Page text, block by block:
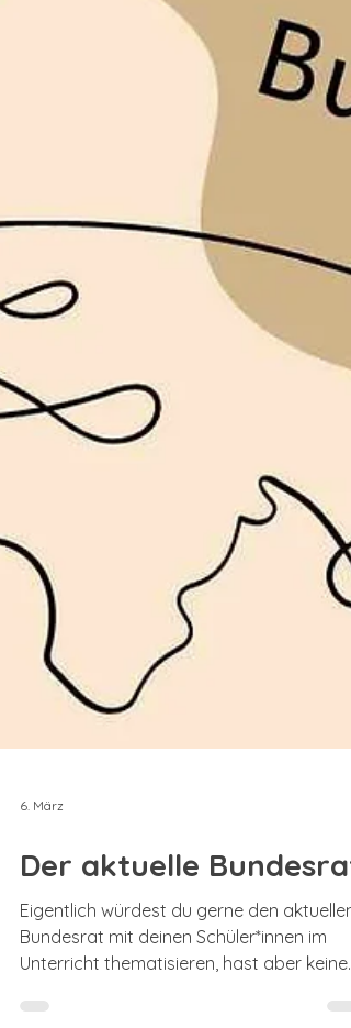
6. März
Der aktuelle Bundesrat
Eigentlich würdest du gerne den aktuellen
Unterricht thematisieren, hast aber keine